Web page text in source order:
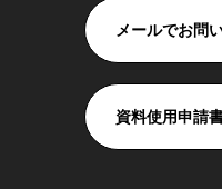
メールでお問
資料使用申請